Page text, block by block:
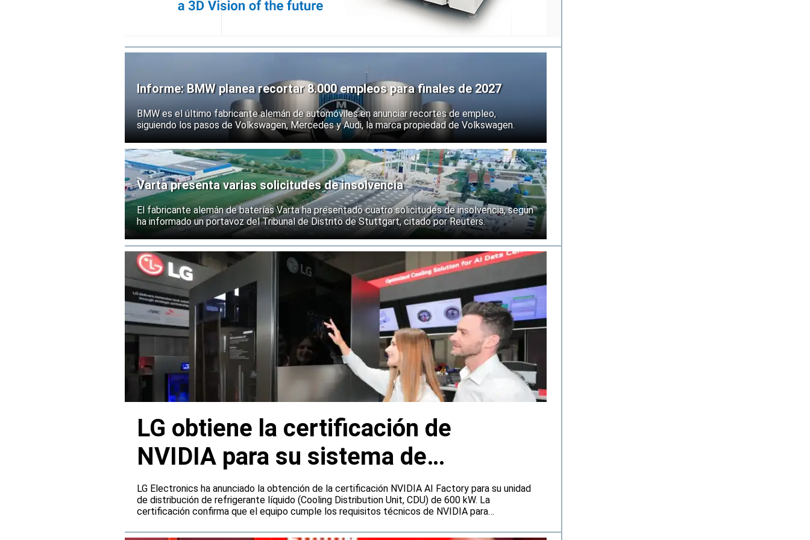
Informe: BMW planea recortar 8.000 empleos para finales de 2027
BMW es el último fabricante alemán de automóviles en anunciar recortes de empleo,
siguiendo los pasos de Volkswagen, Mercedes y Audi, la marca propiedad de Volkswagen.
Varta presenta varias solicitudes de insolvencia
El fabricante alemán de baterías Varta ha presentado cuatro solicitudes de insolvencia, según
ha informado un portavoz del Tribunal de Distrito de Stuttgart, citado por Reuters.
LG obtiene la certificación de
NVIDIA para su sistema de
refrigeración para IA
LG Electronics ha anunciado la obtención de la certificación NVIDIA AI Factory para su unidad
de distribución de refrigerante líquido (Cooling Distribution Unit, CDU) de 600 kW. La
certificación confirma que el equipo cumple los requisitos técnicos de NVIDIA para
trabajo de inteligencia artificial. Además, se espera que facilite a la compañía la adjudicación